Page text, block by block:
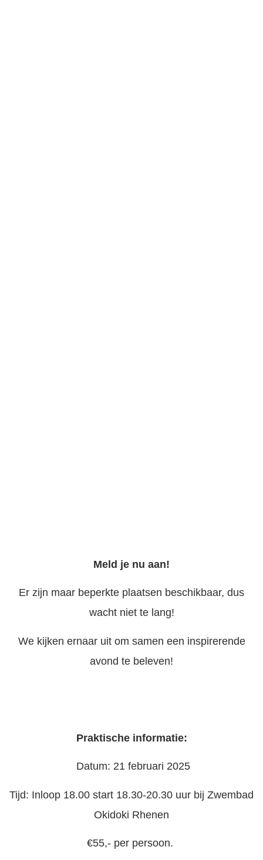
Meld je nu aan!
Er zijn maar beperkte plaatsen beschikbaar, dus
wacht niet te lang!
We kijken ernaar uit om samen een inspirerende
avond te beleven!
Praktische informatie:
Datum: 21 februari 2025
Tijd: Inloop 18.00 start 18.30-20.30 uur bij Zwembad
Okidoki Rhenen
€55,- per persoon.